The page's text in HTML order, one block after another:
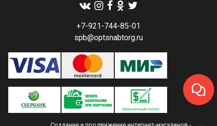
+7-921-744-85-01
spb@optsnabtorg.ru